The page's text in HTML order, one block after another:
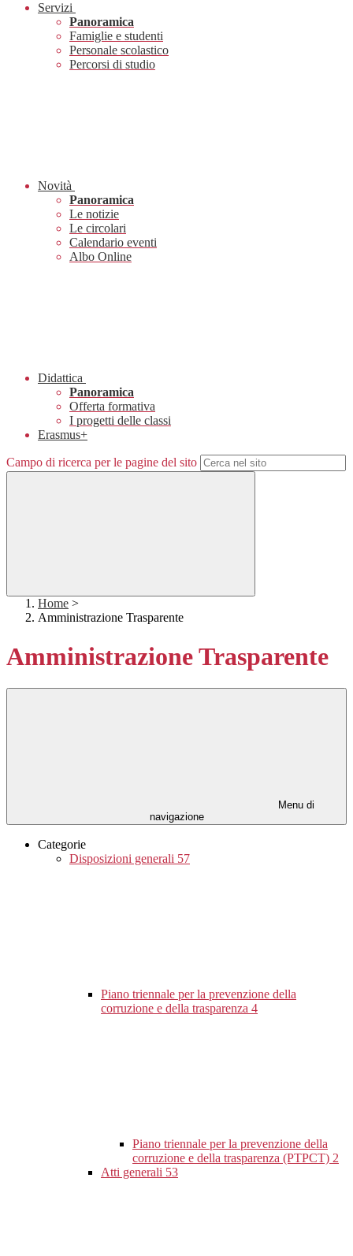
Servizi
Panoramica
Famiglie e studenti
Personale scolastico
Percorsi di studio
Novità
Panoramica
Le notizie
Le circolari
Calendario eventi
Albo Online
Didattica
Panoramica
Offerta formativa
I progetti delle classi
Erasmus+
Campo di ricerca per le pagine del sito
Home >
Amministrazione Trasparente
Amministrazione Trasparente
Menu di
navigazione
Categorie
Disposizioni generali 57
Piano triennale per la prevenzione della
corruzione e della trasparenza 4
Piano triennale per la prevenzione della
corruzione e della trasparenza (PTPCT) 2
Atti generali 53